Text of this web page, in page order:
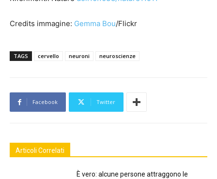
Credits immagine: Gemma Bou/Flickr
TAGS cervello neuroni neuroscienze
Facebook Twitter
Articoli Correlati
È vero: alcune persone attraggono le